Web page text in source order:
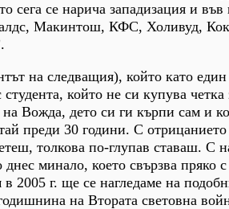
сега се нарича западизация и във
Макинтош, КФС, Холивуд,
на следващия), който като
който не си купува четка
Вожда, дето си ги кърпи сам и
преди 30 години. С
толкова по-глупав ставаш. С
минало, което свързва пряко
г. ще се нагледаме на
на Втората световна